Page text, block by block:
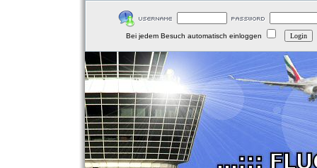
Bei jedem Besuch automatisch einloggen